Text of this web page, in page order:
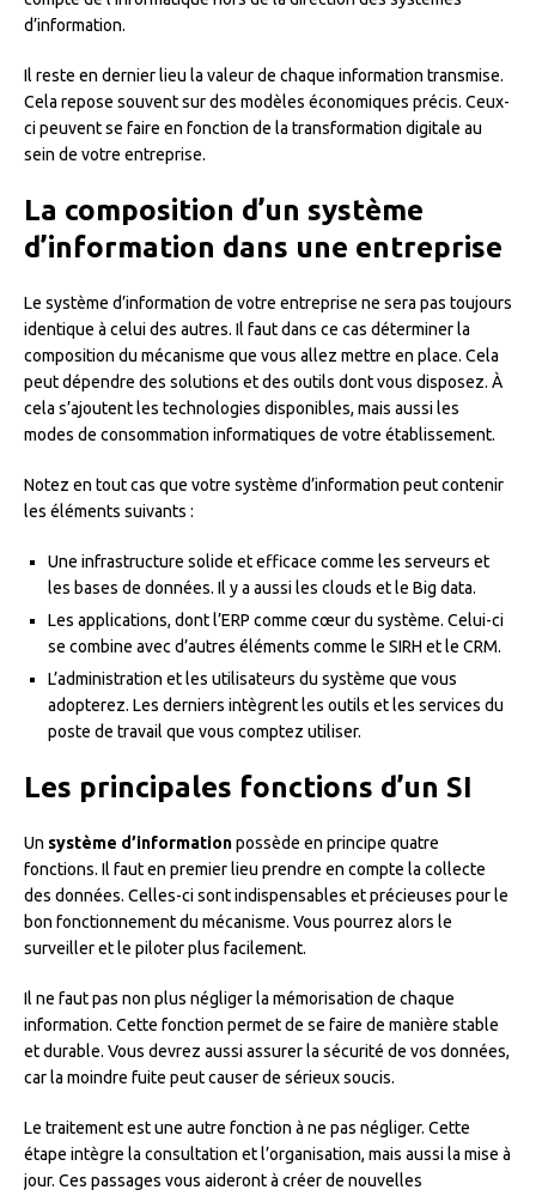
d’information.
Il reste en dernier lieu la valeur de chaque information transmise.
Cela repose souvent sur des modèles économiques précis. Ceux-
ci peuvent se faire en fonction de la transformation digitale au
sein de votre entreprise.
La composition d’un système
d’information dans une entreprise
Le système d’information de votre entreprise ne sera pas toujours
identique à celui des autres. Il faut dans ce cas déterminer la
composition du mécanisme que vous allez mettre en place. Cela
peut dépendre des solutions et des outils dont vous disposez. À
cela s’ajoutent les technologies disponibles, mais aussi les
modes de consommation informatiques de votre établissement.
Notez en tout cas que votre système d’information peut contenir
les éléments suivants :
Une infrastructure solide et efficace comme les serveurs et
les bases de données. Il y a aussi les clouds et le Big data.
Les applications, dont l’ERP comme cœur du système. Celui-ci
se combine avec d’autres éléments comme le SIRH et le CRM.
L’administration et les utilisateurs du système que vous
adopterez. Les derniers intègrent les outils et les services du
poste de travail que vous comptez utiliser.
Les principales fonctions d’un SI
Un système d’informationpossède en principe quatre
fonctions. Il faut en premier lieu prendre en compte la collecte
des données. Celles-ci sont indispensables et précieuses pour le
bon fonctionnement du mécanisme. Vous pourrez alors le
surveiller et le piloter plus facilement.
Il ne faut pas non plus négliger la mémorisation de chaque
information. Cette fonction permet de se faire de manière stable
et durable. Vous devrez aussi assurer la sécurité de vos données,
car la moindre fuite peut causer de sérieux soucis.
Le traitement est une autre fonction à ne pas négliger. Cette
étape intègre la consultation et l’organisation, mais aussi la mise à
jour. Ces passages vous aideront à créer de nouvelles